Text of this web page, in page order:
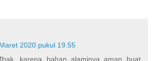
2020 pukul 19.55
karena bahan alaminya aman buat